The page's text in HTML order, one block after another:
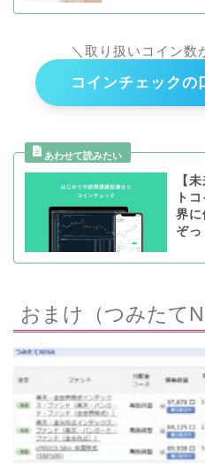
＼取り扱いコイン
コインチェックの
【
ト
界に
ぞっ
おまけ（つみたて